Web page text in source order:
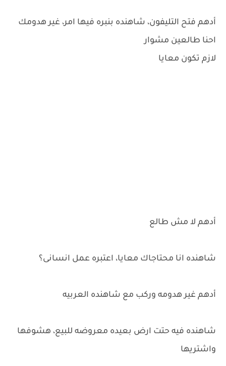
أدهم فتح التليفون، شاهنده بنبره فيها امر، غير هدومك
احنا طالعين مشوار
لازم تكون معايا
أدهم لا مش طالع
شاهنده انا محتاجاك معايا، اعتبره عمل انسانى؟
أدهم غير هدومه وركب مع شاهنده العربيه
شاهنده فيه حتت ارض بعيده معروضه للبيع، هشوفها
واشتريها